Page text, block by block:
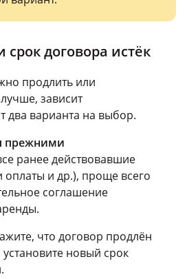
срок договора истёк
продлить или
зависит
два варианта на выбор.
прежними
ранее действовавшие
оплаты и др.), проще всего
соглашение
что договор продлён
новый срок